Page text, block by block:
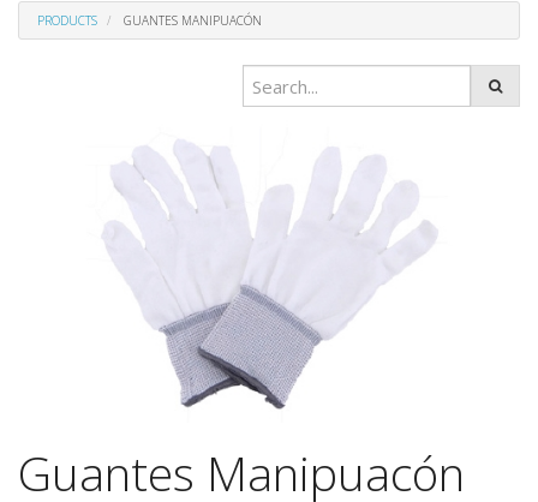
PRODUCTS GUANTES MANIPUACÓN
Guantes Manipuacón